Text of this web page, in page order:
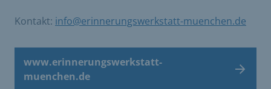
Kontakt: info@erinnerungswerkstatt-muenchen.de
www.erinnerungswerkstatt-
muenchen.de